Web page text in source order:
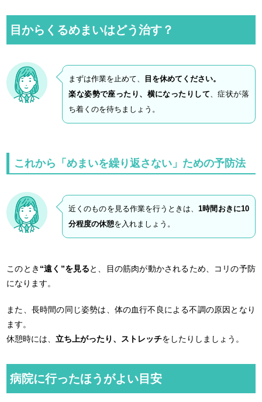
目からくるめまいはどう治す？
まずは作業を止めて、
目を休めてください。
楽な姿勢で座ったり、横になったりして、症状が落
ち着くのを待ちましょう。
これから「めまいを繰り返さない」ための予防法
近くのものを見る作業を行うときは、1時間おきに10
分程度の休憩を入れましょう。
このとき “遠く”を見ると、目の筋肉が動かされるため、コリの予防
になります。
また、長時間の同じ姿勢は、体の血行不良による不調の原因となり
ます。
休憩時には、立ち上がったり、ストレッチをしたりしましょう。
病院に行ったほうがよい目安